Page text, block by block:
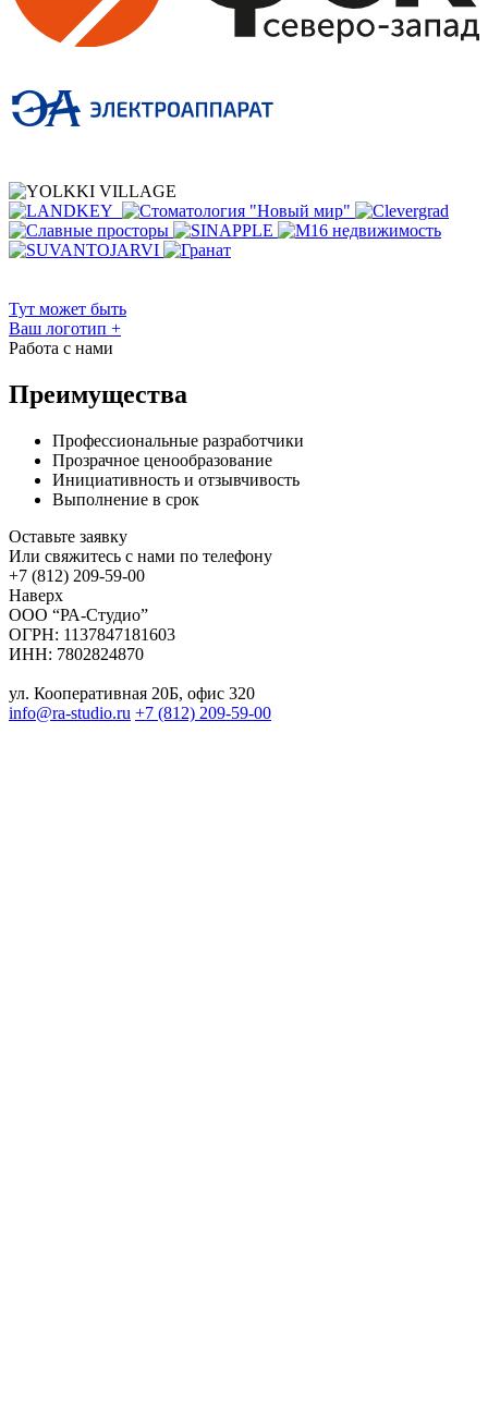
Тут может быть
Ваш логотип +
Работа с нами
Преимущества
Профессиональные разработчики
Прозрачное ценообразование
Инициативность и отзывчивость
Выполнение в срок
Оставьте заявку
Или свяжитесь с нами по телефону
+7 (812) 209-59-00
Наверх
ООО “РА-Студио”
ОГРН: 1137847181603
ИНН: 7802824870
ул. Кооперативная 20Б, офис 320
info@ra-studio.ru +7 (812) 209-59-00